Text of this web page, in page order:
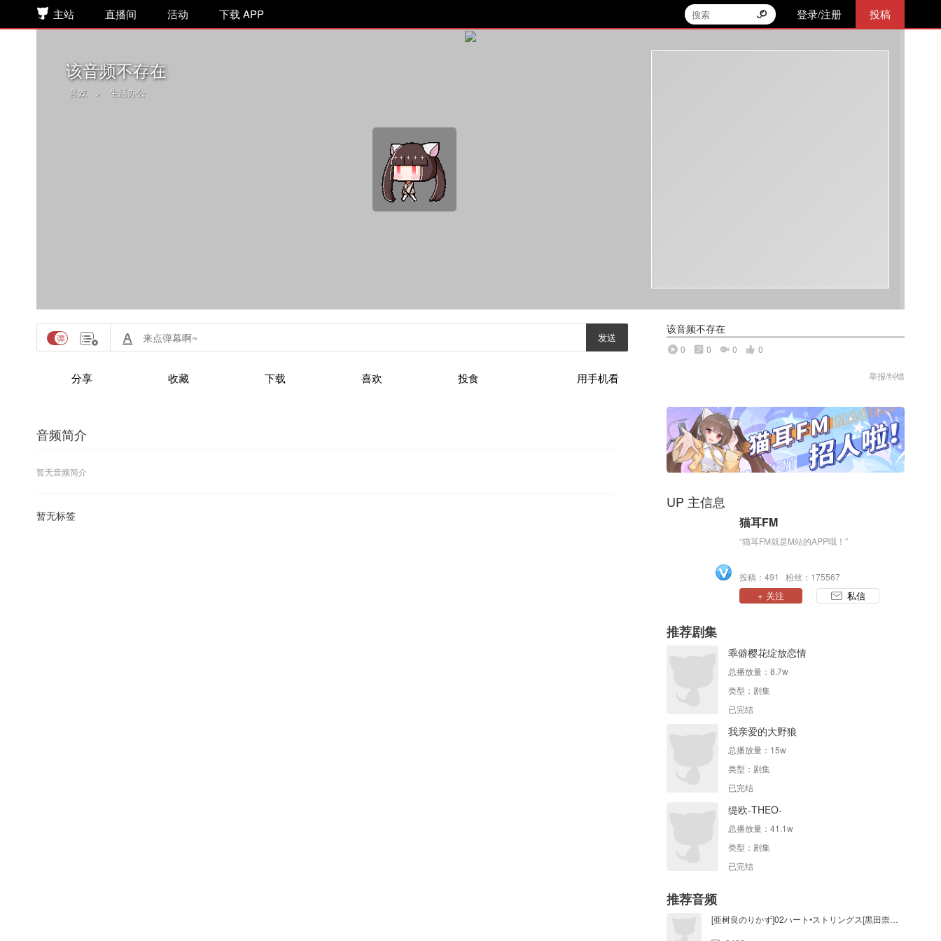
主站 直播间 活动 下载 APP 登录/注册 投稿
该音频不存在
音效 > 生活办公
发送
分享 收藏 下载 喜欢 投食 用手机看
该音频不存在
0 0 0 0
举报/纠错
音频简介
暂无音频简介
暂无标签
UP 主信息
猫耳FM
“猫耳FM就是M站的APP哦！”
投稿：491 粉丝：175567
+ 关注 私信
推荐剧集
乖僻樱花绽放恋情
总播放量： 8.7w
类型： 剧集
已完结
我亲爱的大野狼
总播放量： 15w
类型： 剧集
已完结
缇欧-THEO-
总播放量： 41.1w
类型： 剧集
已完结
推荐音频
[亜树良のりかず]02ハート•ストリングス[黒田崇矢×遊佐浩二]